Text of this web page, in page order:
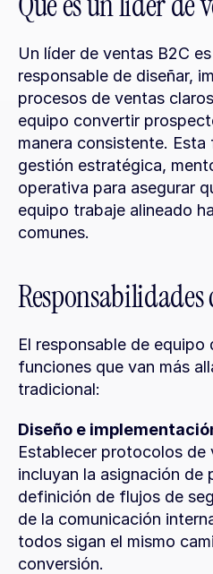
Un líder de ventas B2C
responsable de diseñar,
procesos de ventas
equipo convertir
manera consistente.
gestión estratégica,
operativa para asegurar
equipo trabaje alineado
comunes.
Responsabilidades
El responsable de equipo
funciones que van más
tradicional:
Diseño e
Establecer protocolos de
incluyan la asignación de
definición de flujos de
de la comunicación
todos sigan el mismo
conversión.